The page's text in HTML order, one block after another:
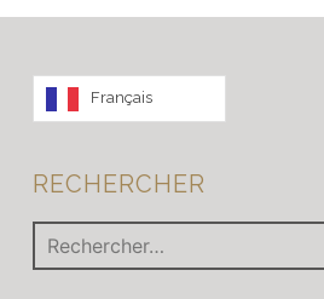
Français
RECHERCHER
Rechercher :